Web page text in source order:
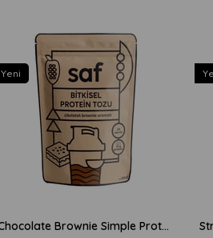
Chocolate Brownie Simple Protein Mix 600gr
Yeni